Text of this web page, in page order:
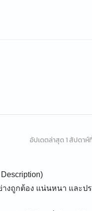
อัปเดตล่าสุด 1 สัปดาห์
งถูกต้อง แน่นหนา และ